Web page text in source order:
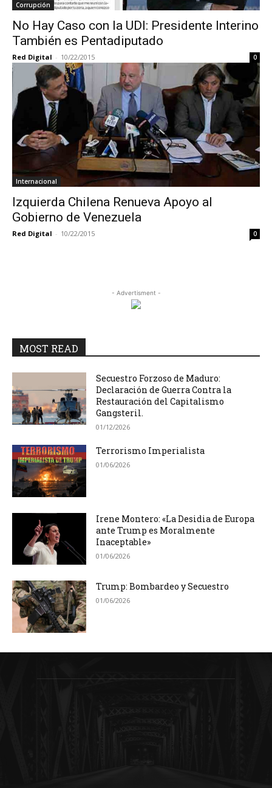
Corrupción
No Hay Caso con la UDI: Presidente Interino
También es Pentadiputado
Red Digital - 10/22/2015 0
Internacional
Izquierda Chilena Renueva Apoyo al
Gobierno de Venezuela
Red Digital - 10/22/2015 0
- Advertisment -
MOST READ
Secuestro Forzoso de Maduro:
Declaración de Guerra Contra la
Restauración del Capitalismo
Gangsteril.
01/12/2026
Terrorismo Imperialista
01/06/2026
Irene Montero: «La Desidia de Europa
ante Trump es Moralmente
Inaceptable»
01/06/2026
Trump: Bombardeo y Secuestro
01/06/2026